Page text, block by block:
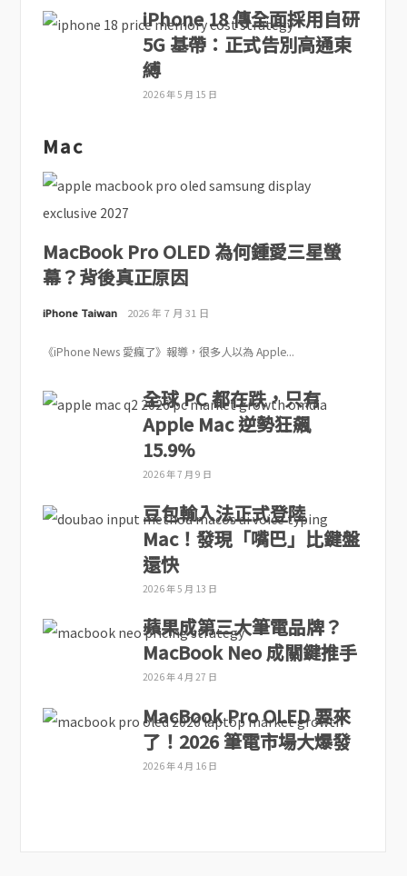
iPhone 18 傳全面採用自研
5G 基帶：正式告別高通束
縛
2026 年 5 月 15 日
Mac
MacBook Pro OLED 為何鍾愛三星螢
幕？背後真正原因
iPhone Taiwan 2026 年 7 月 31 日
《iPhone News 愛瘋了》報導，很多人以為 Apple...
全球 PC 都在跌，只有
Apple Mac 逆勢狂飆
15.9%
2026 年 7 月 9 日
豆包輸入法正式登陸
Mac！發現「嘴巴」比鍵盤
還快
2026 年 5 月 13 日
蘋果成第三大筆電品牌？
MacBook Neo 成關鍵推手
2026 年 4 月 27 日
MacBook Pro OLED 要來
了！2026 筆電市場大爆發
2026 年 4 月 16 日